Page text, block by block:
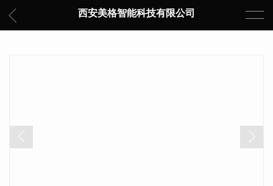
西安美格智能科技有限公司